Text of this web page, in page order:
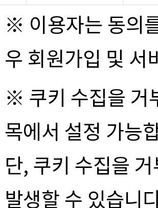
※ 이용자는 동의
우 회원가입 및 서
※ 쿠키 수집을 거
목에서 설정 가능
단, 쿠키 수집을
발생할 수 있습니